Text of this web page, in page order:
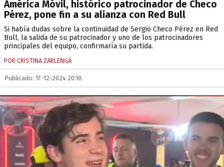
América Móvil, histórico patrocinador de Checo
Pérez, pone fin a su alianza con Red Bull
Si había dudas sobre la continuidad de Sergio Checo Pérez en Red
Bull, la salida de su patrocinador y uno de los patrocinadores
principales del equipo, confirmaría su partida.
POR CRISTINA ZARLENGA
Publicado: 17-12-2024 20:18